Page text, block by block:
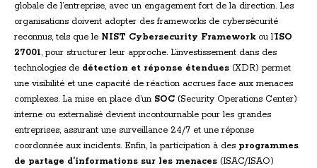
globale de l’entreprise, avec un engagement fort de la direction. Les
organisations doivent adopter des frameworks de cybersécurité
reconnus, tels que le NIST Cybersecurity Frameworkou l’ISO
27001, pour structurer leur approche. L’investissement dans des
technologies de détection et réponse étendues (XDR) permet
une visibilité et une capacité de réaction accrues face aux menaces
complexes. La mise en place d’un SOC (Security Operations Center)
interne ou externalisé devient incontournable pour les grandes
entreprises, assurant une surveillance 24/7 et une réponse
coordonnée aux incidents. Enfin, la participation à des programmes
de partage d’informations sur les menaces (ISAC/ISAO)